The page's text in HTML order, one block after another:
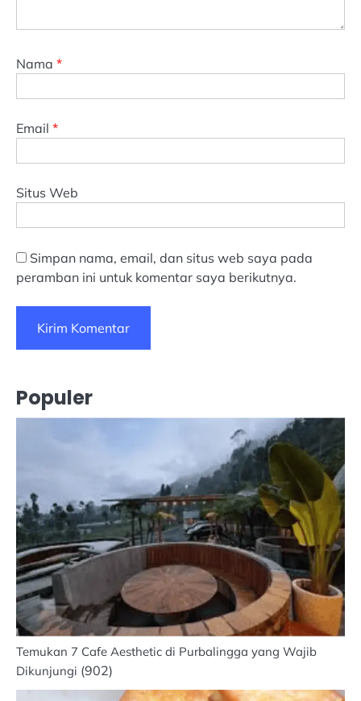
Nama *
Email *
Situs Web
Simpan nama, email, dan situs web saya pada
peramban ini untuk komentar saya berikutnya.
Populer
Temukan 7 Cafe Aesthetic di Purbalingga yang Wajib
Dikunjungi (902)